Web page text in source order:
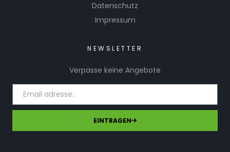
Datenschutz
Impressum
NEWSLETTER
Verpasse keine Angebote
EINTRAGEN